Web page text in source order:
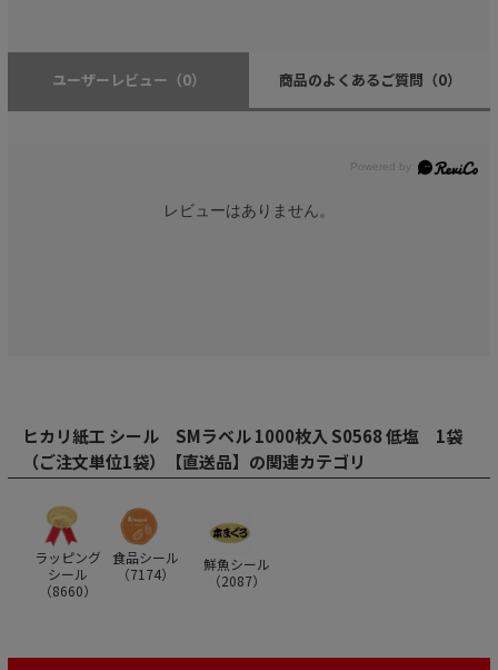
ユーザーレビュー （0） 商品のよくあるご質問 （0）
レビューはありません。
ヒカリ紙工 シール SMラベル 1000枚入 S0568 低塩 1袋
（ご注文単位1袋）【直送品】の関連カテゴリ
ラッピング
シール
（8660）
食品シール
（7174）
鮮魚シール
（2087）